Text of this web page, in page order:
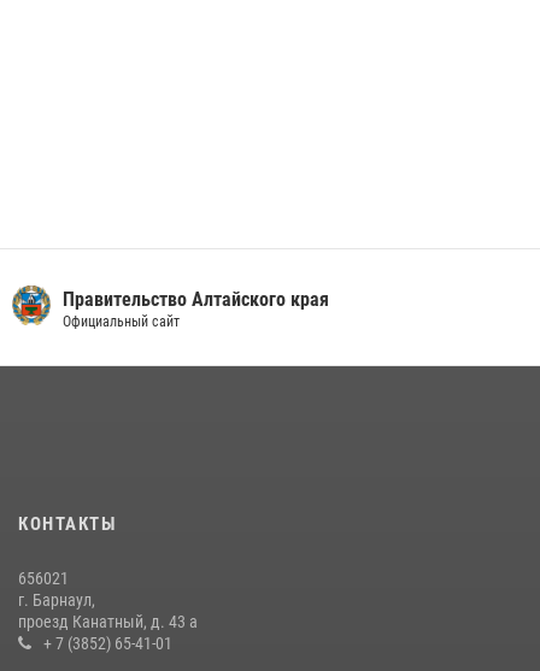
Правительство Алтайского края
Официальный сайт
КОНТАКТЫ
656021
г. Барнаул,
проезд Канатный, д. 43 а
+ 7 (3852) 65-41-01